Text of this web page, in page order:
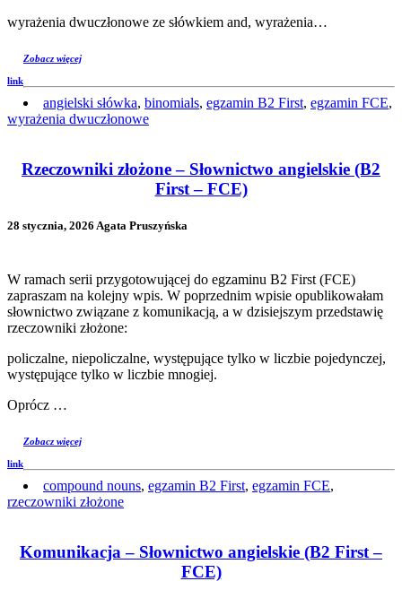
wyrażenia dwuczłonowe ze słówkiem and, wyrażenia…
link
Zobacz więcej
angielski słówka, binomials, egzamin B2 First, egzamin FCE,
wyrażenia dwuczłonowe
Rzeczowniki złożone – Słownictwo angielskie (B2
First – FCE)
28 stycznia, 2026 Agata Pruszyńska
W ramach serii przygotowującej do egzaminu B2 First (FCE)
zapraszam na kolejny wpis. W poprzednim wpisie opublikowałam
słownictwo związane z komunikacją, a w dzisiejszym przedstawię
rzeczowniki złożone:
policzalne, niepoliczalne, występujące tylko w liczbie pojedynczej,
występujące tylko w liczbie mnogiej.
Oprócz …
link
Zobacz więcej
compound nouns, egzamin B2 First, egzamin FCE,
rzeczowniki złożone
Komunikacja – Słownictwo angielskie (B2 First –
FCE)